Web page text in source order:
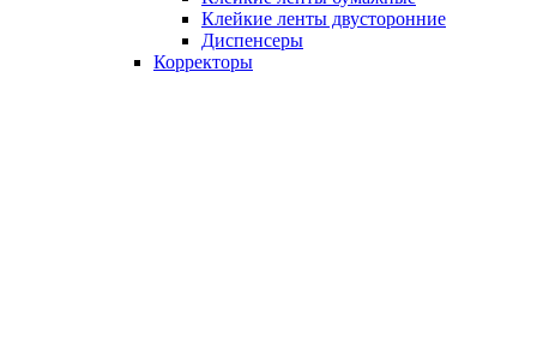
Клейкие ленты двусторонние
Диспенсеры
Корректоры